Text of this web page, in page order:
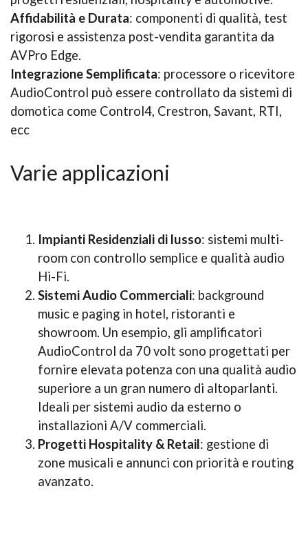
Affidabilità e Durata: componenti di qualità, test
rigorosi e assistenza post-vendita garantita da
AVPro Edge.
Integrazione Semplificata: processore o ricevitore
AudioControl può essere controllato da sistemi di
domotica come Control4, Crestron, Savant, RTI,
ecc
Varie applicazioni
Impianti Residenziali di lusso: sistemi multi-
room con controllo semplice e qualità audio
Hi-Fi.
Sistemi Audio Commerciali: background
music e paging in hotel, ristoranti e
showroom. Un esempio, gli amplificatori
AudioControl da 70 volt sono progettati per
fornire elevata potenza con una qualità audio
superiore a un gran numero di altoparlanti.
Ideali per sistemi audio da esterno o
installazioni A/V commerciali.
Progetti Hospitality & Retail: gestione di
zone musicali e annunci con priorità e routing
avanzato.